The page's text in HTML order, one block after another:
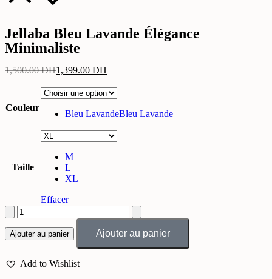
Jellaba Bleu Lavande Élégance
Minimaliste
1,500.00DH1,399.00 DH
Couleur
Bleu LavandeBleu Lavande
Taille
M
L
XL
Effacer
Ajouter au panier Ajouter au panier
Add to Wishlist